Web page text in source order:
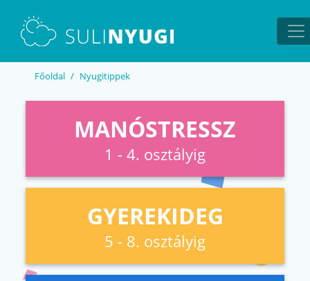
Főoldal Nyugitippek
MANÓSTRESSZ
1 - 4. osztályig
GYEREKIDEG
5 - 8. osztályig